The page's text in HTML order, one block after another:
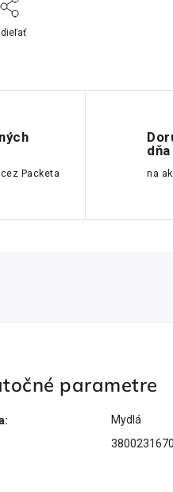
Packeta
dňa
na
parametre
:
Mydlá